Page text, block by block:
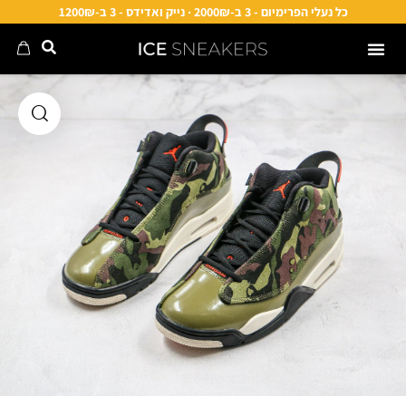
כל נעלי הפרימיום - 3 ב-2000₪ · נייק ואדידס - 3 ב-1200₪